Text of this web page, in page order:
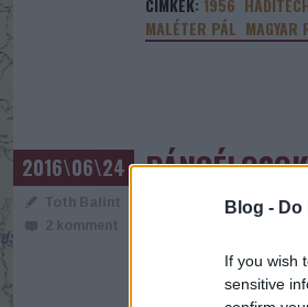
Blog -
If you wish
sensitive
CÍMKÉK: 1956
MALÉTER PÁL MAGYAR
2016\06\24
Toth Balint
2 komment